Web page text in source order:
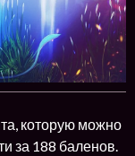
которую можно
за 188 баленов.